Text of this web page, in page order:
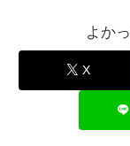
よか
X